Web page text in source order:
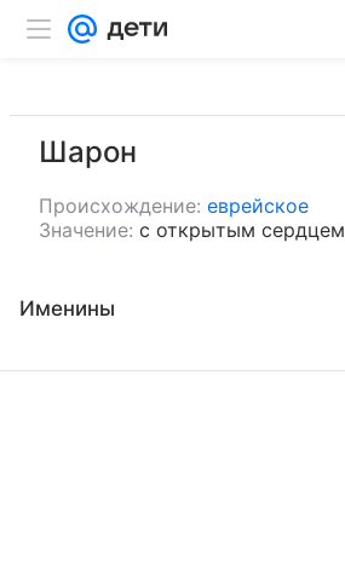
Шарон
Происхождение: еврейское
Значение: с открытым сердцем
Именины